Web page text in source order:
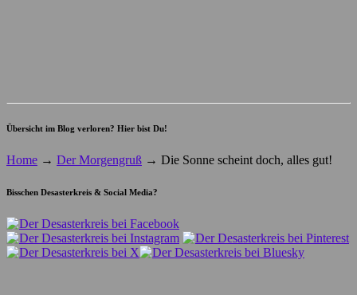
Übersicht im Blog verloren? Hier bist Du!
Home → Der Morgengruß → Die Sonne scheint doch, alles gut!
Bisschen Desasterkreis & Social Media?